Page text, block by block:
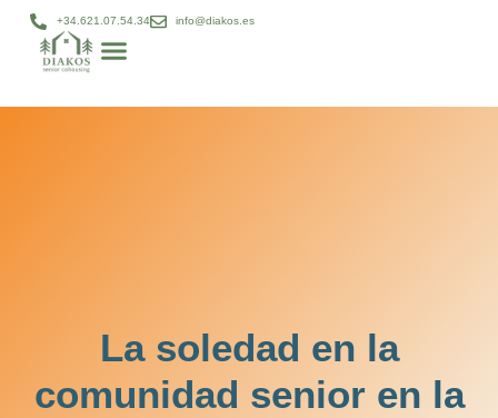
+34.621.07.54.34 info@diakos.es
La soledad en la
comunidad senior en la